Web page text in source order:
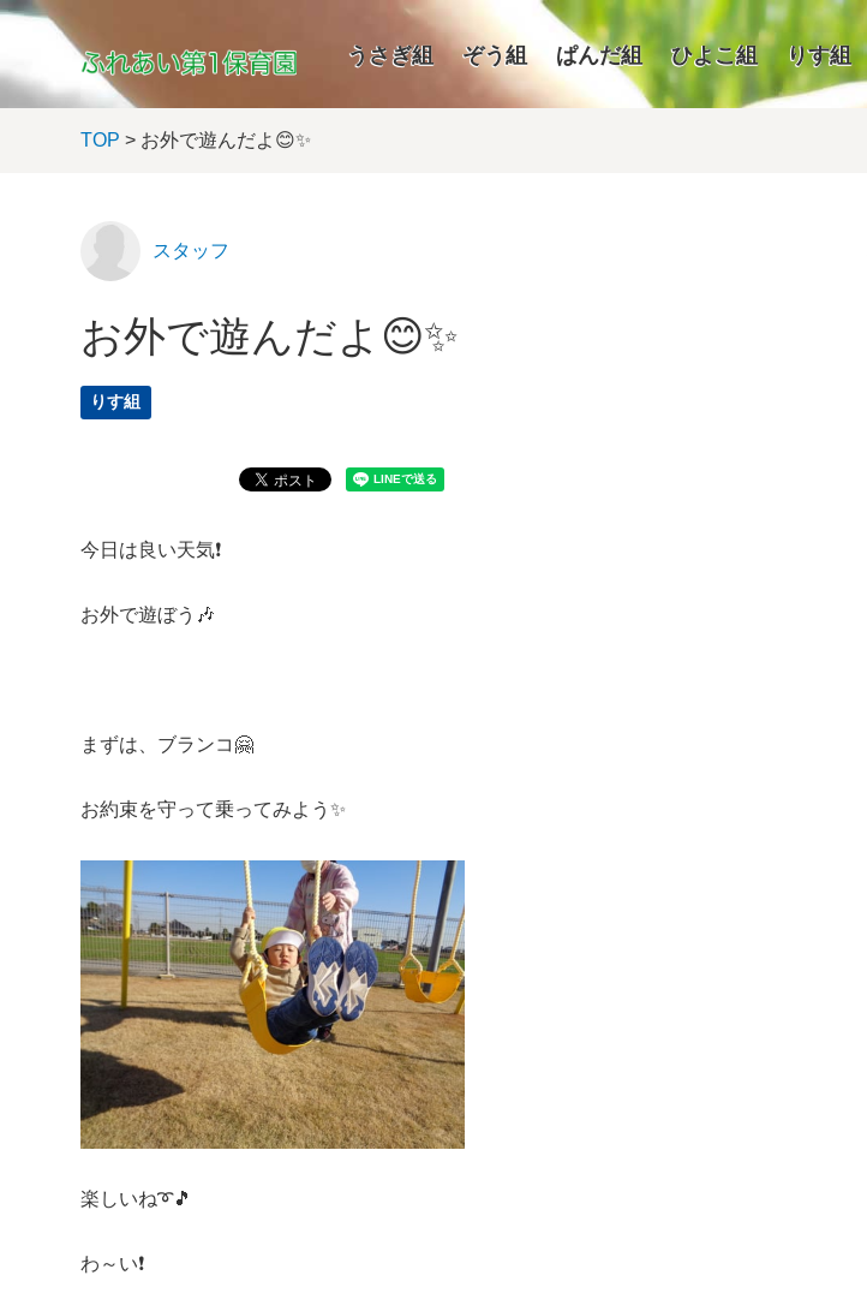
うさぎ組 ぞう組 ぱんだ組 ひよこ組 りす組
TOP > お外で遊んだよ😊✨
スタッフ
お外で遊んだよ😊✨
りす組
今日は良い天気❗
お外で遊ぼう🎶
まずは、ブランコ🤗
お約束を守って乗ってみよう✨
楽しいね➰🎵
わ～い❗